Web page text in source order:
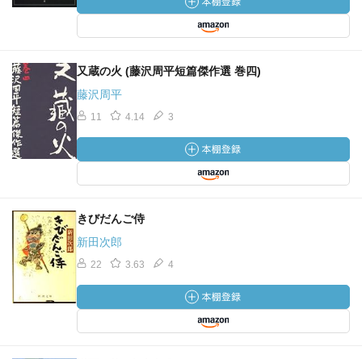
又蔵の火 (藤沢周平短篇傑作選 巻四)
藤沢周平
11 4.14 3
きびだんご侍
新田次郎
22 3.63 4